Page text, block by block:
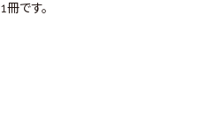
です。